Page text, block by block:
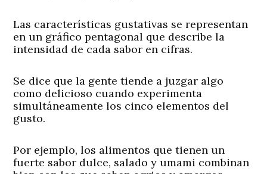
Las características gustativas se representan
en un gráfico pentagonal que describe la
intensidad de cada sabor en cifras.
Se dice que la gente tiende a juzgar algo
como delicioso cuando experimenta
simultáneamente los cinco elementos del
gusto.
Por ejemplo, los alimentos que tienen un
fuerte sabor dulce, salado y umami combinan